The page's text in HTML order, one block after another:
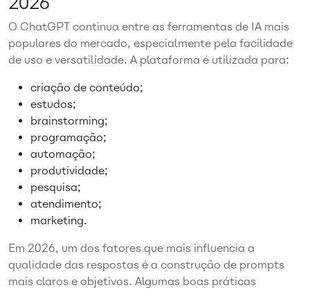
O ChatGPT continua entre as ferramentas de IA mais
populares do mercado, especialmente pela facilidade
de uso e versatilidade. A plataforma é utilizada para:
criação de conteúdo;
estudos;
brainstorming;
programação;
automação;
produtividade;
pesquisa;
atendimento;
marketing.
Em 2026, um dos fatores que mais influencia a
qualidade das respostas é a construção de prompts
mais claros e objetivos. Algumas boas práticas